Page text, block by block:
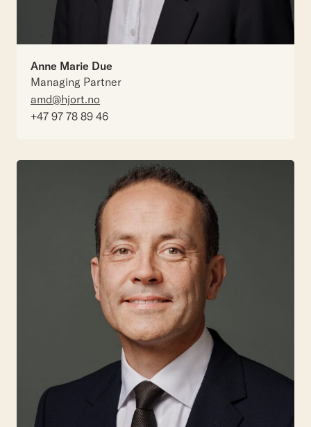
Anne Marie Due
Managing Partner
amd@hjort.no
+47 97 78 89 46